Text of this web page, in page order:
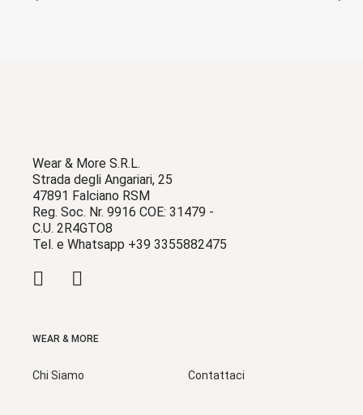
Wear & More S.R.L.
Strada degli Angariari, 25
47891 Falciano RSM
Reg. Soc. Nr. 9916 COE: 31479 -
C.U. 2R4GTO8
Tel. e Whatsapp +39 3355882475
WEAR & MORE
Chi Siamo Contattaci